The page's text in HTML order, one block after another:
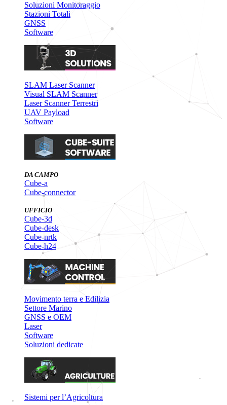
Soluzioni Monitoraggio
Stazioni Totali
GNSS
Software
SLAM Laser Scanner
Visual SLAM Scanner
Laser Scanner Terrestri
UAV Payload
Software
DA CAMPO
Cube-a
Cube-connector
UFFICIO
Cube-3d
Cube-desk
Cube-nrtk
Cube-h24
Movimento terra e Edilizia
Settore Marino
GNSS e OEM
Laser
Software
Soluzioni dedicate
Sistemi per l’Agricoltura